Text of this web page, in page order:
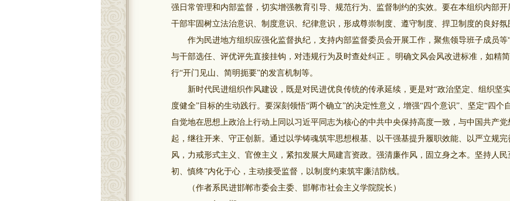
强日常管理和内部监督，切实增强教育引导、规范行为、监督制约的实效。要在本组织内部开
干部牢固树立法治意识、制度意识、纪律意识，形成尊崇制度、遵守制度、捍卫制度的良好氛
作为民进地方组织应强化监督执纪，支持内部监督委员会开展工作，聚焦领导班子成员等
与干部选任、评优评先直接挂钩，对违规行为及时查处纠正 。明确文风会风改进标准，如精
行“开门见山、简明扼要”的发言机制等。
新时代民进组织作风建设，既是对民进优良传统的传承延续，更是对“政治坚定、组织坚
度健全”目标的生动践行。要深刻领悟“两个确立”的决定性意义，增强“四个意识”、坚定“四个
自觉地在思想上政治上行动上同以习近平同志为核心的中共中央保持高度一致，与中国共产
起，继往开来、守正创新。通过以学铸魂筑牢思想根基、以干强基提升履职效能、以严立规
风，力戒形式主义、官僚主义，紧扣发展大局建言资政。强清廉作风，固立身之本。坚持人
初、慎终”内化于心，主动接受监督，以制度约束筑牢廉洁防线。
（作者系民进邯郸市委会主委、邯郸市社会主义学院院长）